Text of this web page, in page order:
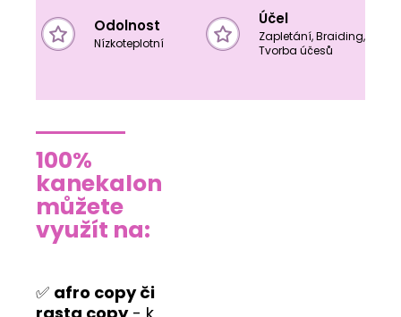
Odolnost
Nízkoteplotní
Účel
Zapletání, Braiding,
Tvorba účesů
100%
kanekalon
můžete
využít na:
✅ afro copy či